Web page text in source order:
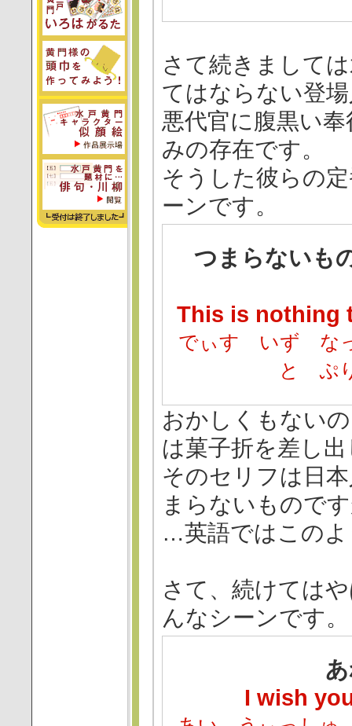
さて続きまして
てはならない登
悪代官に腹黒い
みの存在です。
そうした彼らの
ーンです。
つまらないも
This is nothing
でぃす いず な
と ぷ
おかしくもない
は菓子折を差し
そのセリフは日
まらないもので
…英語ではこの
さて、続けては
んなシーンです。
I wish